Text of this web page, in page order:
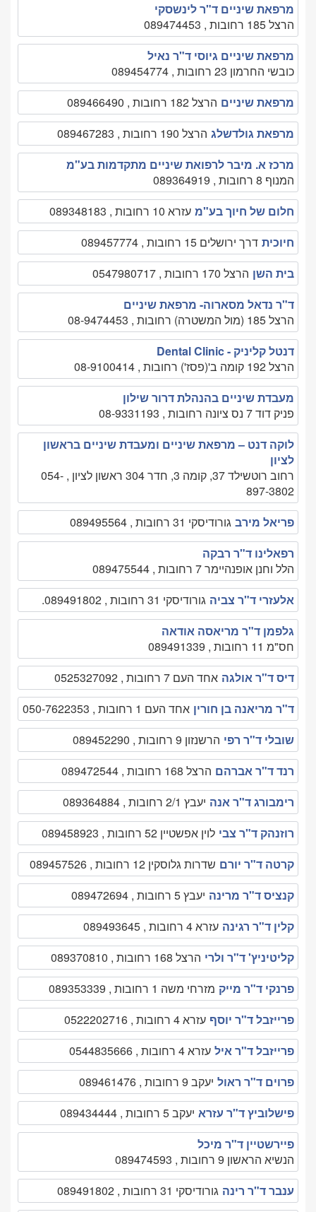
מרפאת שיניים ד"ר לינשסקי
הרצל 185 רחובות , 089474453
מרפאת שיניים גיוסי ד"ר נאיל
כובשי החרמון 23 רחובות , 089454774
מרפאת שיניים הרצל 182 רחובות , 089466490
מרפאת גולדשלג הרצל 190 רחובות , 089467283
מרכז א. מיבר לרפואת שיניים מתקדמות בע"מ
המנוף 8 רחובות , 089364919
חלום של חיוך בע"מ עזרא 10 רחובות , 089348183
חיוכית דרך ירושלים 15 רחובות , 089457774
בית השן הרצל 170 רחובות , 0547980717
ד"ר נדאל מסארוה- מרפאת שיניים
הרצל 185 (מול המשטרה) רחובות , 08-9474453
דנטל קליניק - Dental Clinic
הרצל 192 קומה ב'(פסז') רחובות , 08-9100414
מעבדת שיניים בהנהלת דרור שילון
פניק דוד 7 נס ציונה רחובות , 08-9331193
לוקה דנט – מרפאת שיניים ומעבדת שיניים בראשון
לציון
רחוב רוטשילד 37, קומה 3, חדר 304 ראשון לציון , 054-
897-3802
פריאל מירב גורודיסקי 31 רחובות , 089495564
רפאלינו ד"ר רבקה
הלל וחנן אופנהיימר 7 רחובות , 089475544
אלעזרי ד"ר צביה גורודיסקי 31 רחובות , 089491802.
גלפמן ד"ר מריאסה אודאה
חס"מ 11 רחובות , 089491339
דיס ד"ר אולגה אחד העם 7 רחובות , 0525327092
ד"ר מריאנה בן חורין אחד העם 1 רחובות , 050-7622353
שובלי ד"ר רפי הרשנזון 9 רחובות , 089452290
רנד ד"ר אברהם הרצל 168 רחובות , 089472544
רימבורג ד"ר אנה יעבץ 2/1 רחובות , 089364884
רוזנהק ד"ר צבי לוין אפשטיין 52 רחובות , 089458923
קרטה ד"ר יורם שדרות גלוסקין 12 רחובות , 089457526
קנציס ד"ר מרינה יעבץ 5 רחובות , 089472694
קלין ד"ר רגינה עזרא 4 רחובות , 089493645
קליטיניץ' ד"ר ולרי הרצל 168 רחובות , 089370810
פרנקי ד"ר מייק מזרחי משה 1 רחובות , 089353339
פרייזבל ד"ר יוסף עזרא 4 רחובות , 0522202716
פרייזבל ד"ר איל עזרא 4 רחובות , 0544835666
פרוים ד"ר ראול יעקב 9 רחובות , 089461476
פישלוביץ ד"ר עזרא יעקב 5 רחובות , 089434444
פיירשטיין ד"ר מיכל
הנשיא הראשון 9 רחובות , 089474593
ענבר ד"ר רינה גורודיסקי 31 רחובות , 089491802